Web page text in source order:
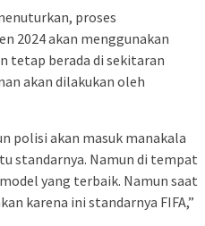
proses
2024 akan menggunakan
tetap berada di sekitaran
akan dilakukan oleh
polisi akan masuk manakala
standarnya. Namun di tempat
yang terbaik. Namun saat
karena ini standarnya FIFA,”